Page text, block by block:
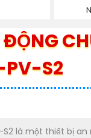
S2
S2 là một thiết bị